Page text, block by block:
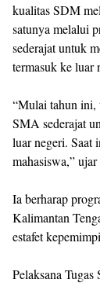
kualitas SDM
satunya melalui
sederajat untuk
termasuk ke luar
“Mulai tahun ini,
SMA sederajat
luar negeri. Saat
mahasiswa,”
Ia berharap
Kalimantan
estafet
Pelaksana